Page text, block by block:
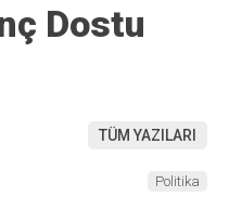
Dostu
TÜM YAZILARI
Politika